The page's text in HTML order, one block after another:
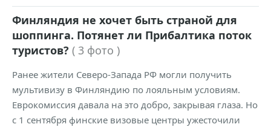
Финляндия не хочет быть страной для
шоппинга. Потянет ли Прибалтика поток
туристов? ( 3 фото )
Ранее жители Северо-Запада РФ могли получить
мультивизу в Финляндию по лояльным условиям.
Еврокомиссия давала на это добро, закрывая глаза. Но
с 1 сентября финские визовые центры ужесточили